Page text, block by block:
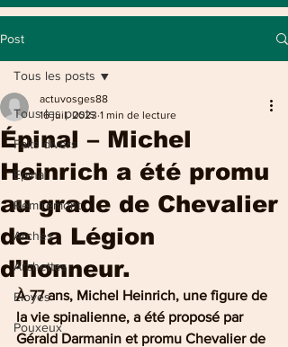
Post
Tous les posts
Faits divers
Epinal
Remiremont
Arches
Archettes
Eloyes
Pouxeux
Tous les posts
Épinal – Michel
Heinrich a été promu
au grade de Chevalier
de la Légion
d’honneur.
actuvosges88
16 juil. 2023 1 min de lecture
À 77 ans, Michel Heinrich, une figure de
la vie spinalienne, a été proposé par
Gérald Darmanin et promu Chevalier de